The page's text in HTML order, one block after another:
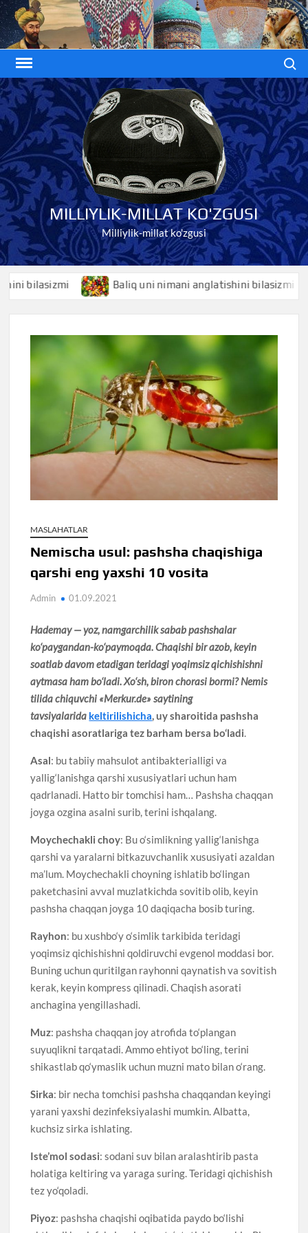
Skip
to
content
MILLIYLIK-MILLAT KO'ZGUSI
Milliylik-millat ko'zgusi
Baliq uni nimani anglatishini bilasizmi
MASLAHATLAR
Nemischa usul: pashsha chaqishiga
qarshi eng yaxshi 10 vosita
Admin 01.09.2021
Hademay — yoz, namgarchilik sabab pashshalar
ko‘paygandan-ko‘paymoqda. Chaqishi bir azob, keyin
soatlab davom etadigan teridagi yoqimsiz qichishishni
aytmasa ham bo‘ladi. Xo‘sh, biron chorasi bormi? Nemis
tilida chiquvchi «Merkur.de» saytining
tavsiyalarida keltirilishicha , uy sharoitida pashsha
chaqishi asoratlariga tez barham bersa bo‘ladi
Asal: bu tabiiy mahsulot antibakterialligi va
yallig‘lanishga qarshi xususiyatlari uchun ham
qadrlanadi. Hatto bir tomchisi ham… Pashsha chaqqan
joyga ozgina asalni surib, terini ishqalang.
Moychechakli choy: Bu o‘simlikning yallig‘lanishga
qarshi va yaralarni bitkazuvchanlik xususiyati azaldan
ma’lum. Moychechakli choyning ishlatib bo‘lingan
paketchasini avval muzlatkichda sovitib olib, keyin
pashsha chaqqan joyga 10 daqiqacha bosib turing.
Rayhon: bu xushbo‘y o‘simlik tarkibida teridagi
yoqimsiz qichishishni qoldiruvchi evgenol moddasi bor.
Buning uchun quritilgan rayhonni qaynatish va sovitish
kerak, keyin kompress qilinadi. Chaqish asorati
anchagina yengillashadi.
Muz: pashsha chaqqan joy atrofida to‘plangan
suyuqlikni tarqatadi. Ammo ehtiyot bo‘ling, terini
shikastlab qo‘ymaslik uchun muzni mato bilan o‘rang.
Sirka: bir necha tomchisi pashsha chaqqandan keyingi
yarani yaxshi dezinfeksiyalashi mumkin. Albatta,
kuchsiz sirka ishlating.
Iste’mol sodasi: sodani suv bilan aralashtirib pasta
holatiga keltiring va yaraga suring. Teridagi qichishish
tez yo‘qoladi.
Piyoz: pashsha chaqishi oqibatida paydo bo‘lishi